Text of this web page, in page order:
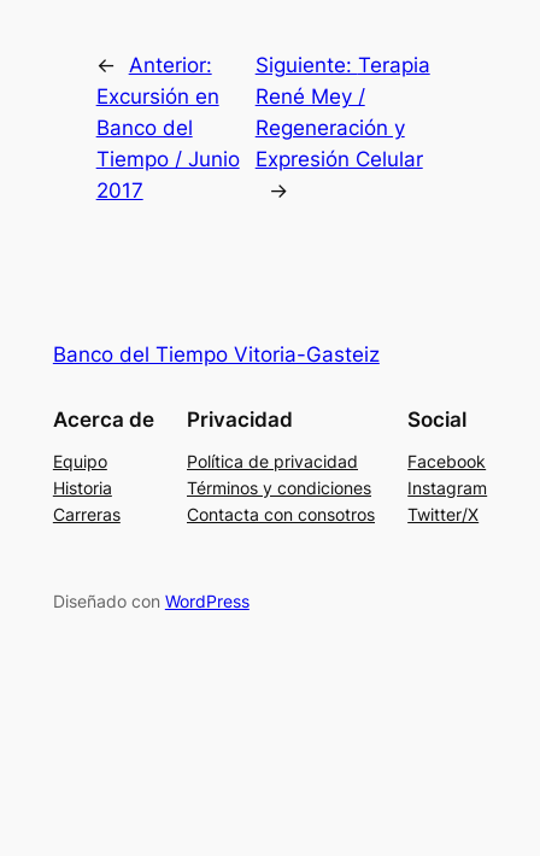
←
Anterior:
Excursión en
Banco del
Tiempo / Junio
2017
Siguiente: Terapia
René Mey /
Regeneración y
Expresión Celular
→
Banco del Tiempo Vitoria-Gasteiz
Acerca de
Equipo
Historia
Carreras
Privacidad
Política de privacidad
Términos y condiciones
Contacta con consotros
Social
Facebook
Instagram
Twitter/X
Diseñado con WordPress